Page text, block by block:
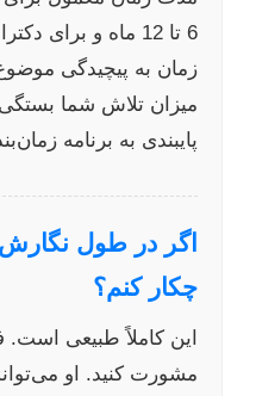
زمان به پیچیدگی
میزان تلاش شما بستگی
پایبندی به برنامه
اگر در طول
چکار کنم؟
این کاملاً طبیعی است.
مشورت کنید. او